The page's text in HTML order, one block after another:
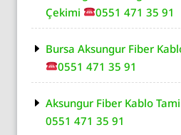
Çekimi
0551 471 35 91
Bursa Aksungur Fiber
0551 471 35 91
Aksungur Fiber Kablo
0551 471 35 91